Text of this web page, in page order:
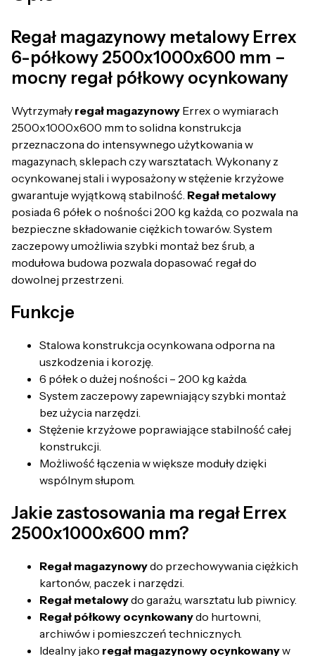
Regał magazynowy metalowy Errex
6-półkowy 2500x1000x600 mm –
mocny regał półkowy ocynkowany
Wytrzymały regał magazynowy Errex o wymiarach
2500x1000x600 mm to solidna konstrukcja
przeznaczona do intensywnego użytkowania w
magazynach, sklepach czy warsztatach. Wykonany z
ocynkowanej stali i wyposażony w stężenie krzyżowe
gwarantuje wyjątkową stabilność. Regał metalowy
posiada 6 półek o nośności 200 kg każda, co pozwala na
bezpieczne składowanie ciężkich towarów. System
zaczepowy umożliwia szybki montaż bez śrub, a
modułowa budowa pozwala dopasować regał do
dowolnej przestrzeni.
Funkcje
Stalowa konstrukcja ocynkowana odporna na
uszkodzenia i korozję.
6 półek o dużej nośności – 200 kg każda.
System zaczepowy zapewniający szybki montaż
bez użycia narzędzi.
Stężenie krzyżowe poprawiające stabilność całej
konstrukcji.
Możliwość łączenia w większe moduły dzięki
wspólnym słupom.
Jakie zastosowania ma regał Errex
2500x1000x600 mm?
Regał magazynowydo przechowywania ciężkich
kartonów, paczek i narzędzi.
Regał metalowydo garażu, warsztatu lub piwnicy.
Regał półkowy ocynkowanydo hurtowni,
archiwów i pomieszczeń technicznych.
Idealny jako regał magazynowy ocynkowanyw